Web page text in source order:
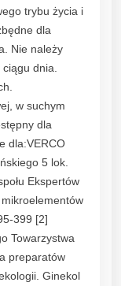
trybu życia i
dla
Nie należy
dnia.
w suchym
dla
dla:VERCO
5 lok.
Ekspertów
399 [2]
Towarzystwa
preparatów
Ginekol